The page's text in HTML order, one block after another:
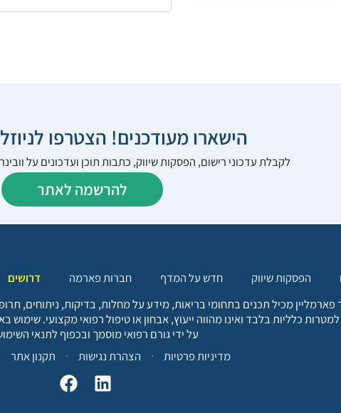
הישארו מעודכנים! הצטרפו
לקבלת עדכוני רישום, הפסקות שיווק, כתבות תוכן ועדכונים על
להרשמה לאתר
הפסקות שיווק חדש על המדף חברות פארמה דרושים
פארמליין מכיל תכנים בתחומי בריאות, מידע על מחלות, בדיקות, ניתוחים,
כלליות בלבד ואינו מהווה ייעוץ, אבחון או טיפול רפואי מקצועי.
על ידי גורם רפואי מוסמך ובכפוף לתנאי
מדיניות פרטיות
הצהרת נגישות תקנון אתר